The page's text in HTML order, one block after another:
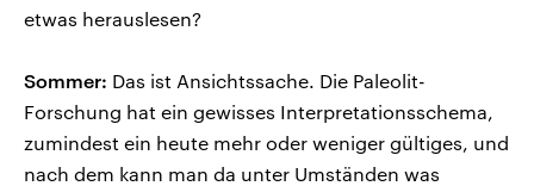
etwas herauslesen?
Sommer: Das ist Ansichtssache. Die Paleolit-
Forschung hat ein gewisses Interpretationsschema,
zumindest ein heute mehr oder weniger gültiges, und
nach dem kann man da unter Umständen was